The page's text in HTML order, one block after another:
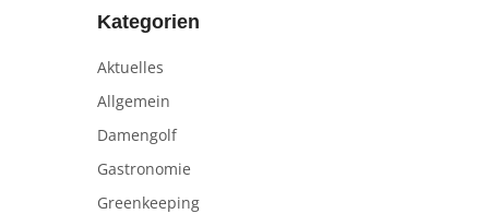
Kategorien
Aktuelles
Allgemein
Damengolf
Gastronomie
Greenkeeping